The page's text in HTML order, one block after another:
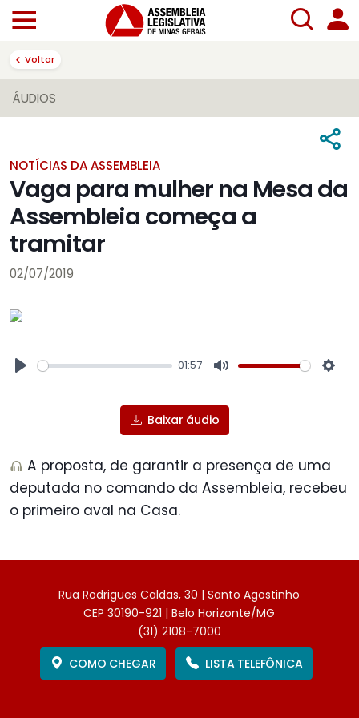
Voltar
ÁUDIOS
NOTÍCIAS DA ASSEMBLEIA
Vaga para mulher na Mesa da
Assembleia começa a
tramitar
02/07/2019
01:57
Baixar áudio
A proposta, de garantir a presença de uma
deputada no comando da Assembleia, recebeu
o primeiro aval na Casa.
Rua Rodrigues Caldas, 30 | Santo Agostinho
CEP 30190-921 | Belo Horizonte/MG
(31) 2108-7000
COMO CHEGAR
LISTA TELEFÔNICA